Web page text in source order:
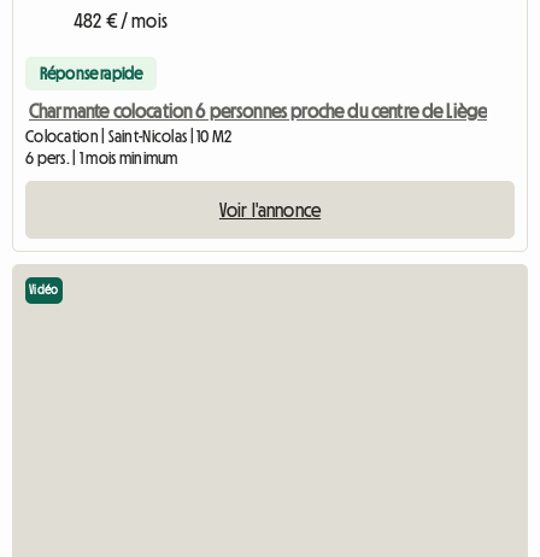
482 € / mois
Réponse rapide
Charmante colocation 6 personnes proche du centre de Liège
Colocation | Saint-Nicolas | 10 M2
6 pers. | 1 mois minimum
Voir l'annonce
Vidéo